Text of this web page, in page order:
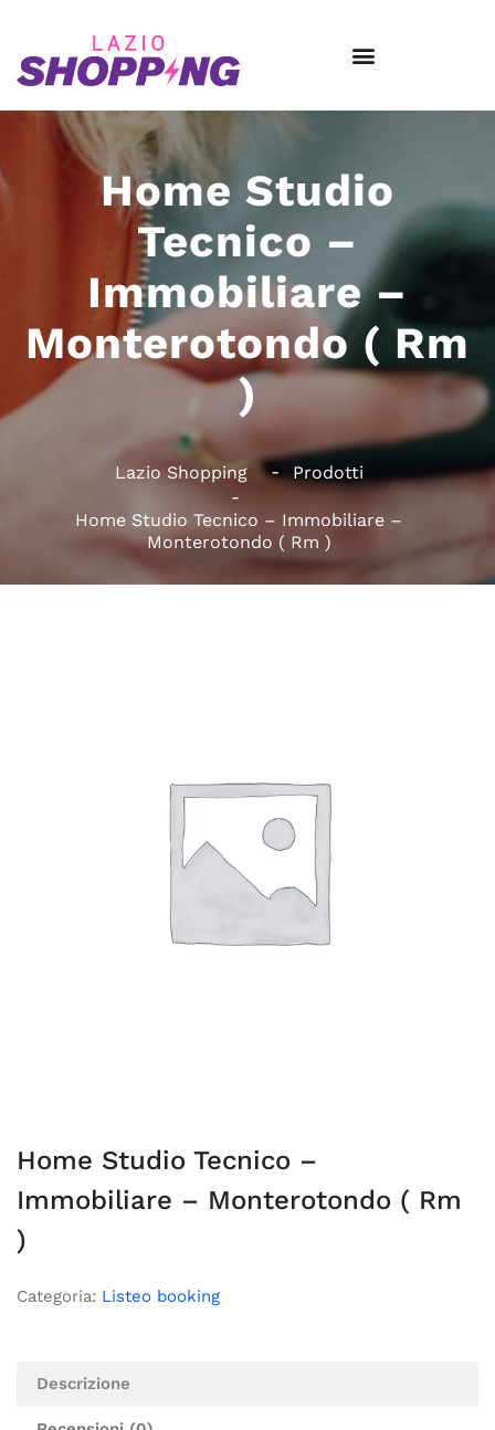
Home Studio
Tecnico –
Immobiliare –
Monterotondo ( Rm
)
Lazio Shopping Prodotti
Home Studio Tecnico – Immobiliare –
Monterotondo ( Rm )
Home Studio Tecnico –
Immobiliare – Monterotondo ( Rm
)
Categoria: Listeo booking
Descrizione